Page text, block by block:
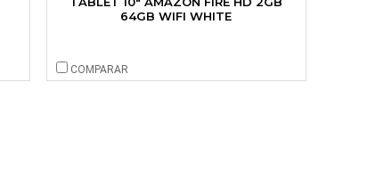
64GB WIFI WHITE
COMPARAR